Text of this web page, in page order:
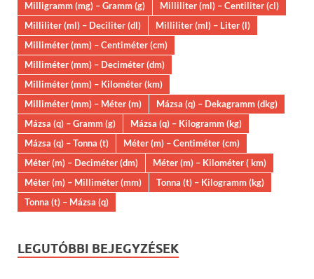
Milligramm (mg) – Gramm (g)
Milliliter (ml) – Centiliter (cl)
Milliliter (ml) – Deciliter (dl)
Milliliter (ml) – Liter (l)
Milliméter (mm) – Centiméter (cm)
Milliméter (mm) – Deciméter (dm)
Milliméter (mm) – Kilométer (km)
Milliméter (mm) – Méter (m)
Mázsa (q) – Dekagramm (dkg)
Mázsa (q) – Gramm (g)
Mázsa (q) – Kilogramm (kg)
Mázsa (q) – Tonna (t)
Méter (m) – Centiméter (cm)
Méter (m) – Deciméter (dm)
Méter (m) – Kilométer ( km)
Méter (m) – Milliméter (mm)
Tonna (t) – Kilogramm (kg)
Tonna (t) – Mázsa (q)
LEGUTÓBBI BEJEGYZÉSEK